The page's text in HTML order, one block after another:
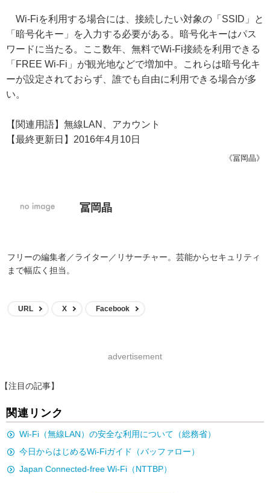
Wi-Fiを利用する場合には、接続したい対象の「SSID」と
「暗号化キー」を入力する必要がある。暗号化キーはパス
ワードに当たる。ここ数年、無料でWi-Fi接続を利用できる
「FREE Wi-Fi」が観光地などで増加中。これらは暗号化キ
ーが設定されておらず、誰でも自由に利用できる場合が多
い。
【関連用語】無線LAN、アカウント
【最終更新日】2016年4月10日
《冨岡晶》
冨岡晶
フリーの編集者／ライター／リサーチャー。芸能からセキュリティ
まで幅広く担当。
URL X Facebook
advertisement
【注目の記事】
関連リンク
Wi-Fi（無線LAN）の安全な利用について（総務省）
今日からはじめるWi-Fiガイド（バッファロー）
Japan Connected-free Wi-Fi（NTTBP）